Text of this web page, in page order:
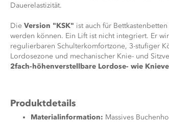
Dauerelastizität.
Die Version "KSK" ist auch für
werden können. Ein Lift ist nicht integriert. Er
regulierbaren Schulterkomfortzone, 3-stufiger
Lordosezone und mechanischer Knie- und
2fach-höhenverstellbare Lordose- wie
Produktdetails
Materialinformation: Massives